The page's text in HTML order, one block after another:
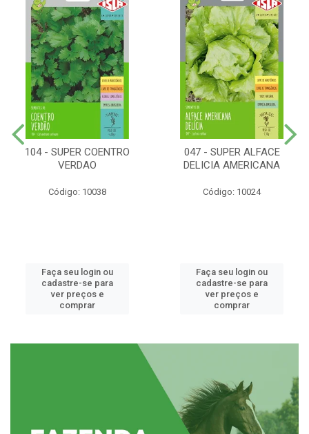
104 - SUPER COENTRO
VERDAO
Código: 10038
Faça seu login ou
cadastre-se para
ver preços e
comprar
047 - SUPER ALFACE
DELICIA AMERICANA
Código: 10024
Faça seu login ou
cadastre-se para
ver preços e
comprar